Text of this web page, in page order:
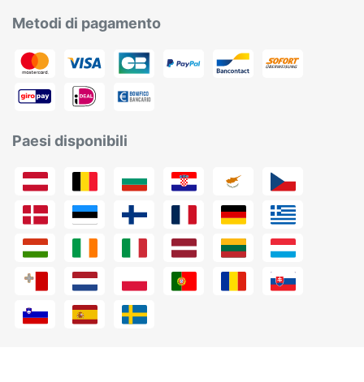
Metodi di pagamento
Paesi disponibili